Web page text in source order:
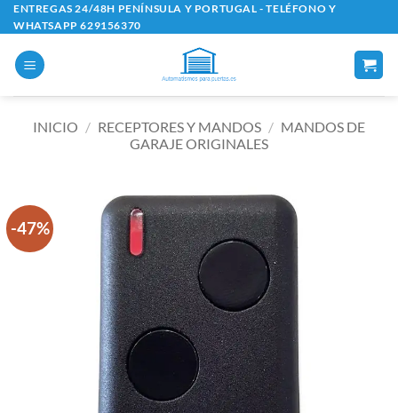
Saltar
al
contenido
ENTREGAS 24/48H PENÍNSULA Y PORTUGAL - TELÉFONO Y
WHATSAPP 629156370
INICIO / RECEPTORES Y MANDOS / MANDOS DE
GARAJE ORIGINALES
-47%